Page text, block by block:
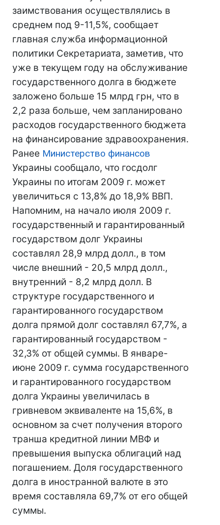
заимствования осуществлялись в
среднем под 9-11,5%, сообщает
главная служба информационной
политики Секретариата, заметив, что
уже в текущем году на обслуживание
государственного долга в бюджете
заложено больше 15 млрд грн, что в
2,2 раза больше, чем запланировано
расходов государственного бюджета
на финансирование здравоохранения.
Ранее Министерство финансов
Украины сообщало, что госдолг
Украины по итогам 2009 г. может
увеличиться с 13,8% до 18,9% ВВП.
Напомним, на начало июля 2009 г.
государственный и гарантированный
государством долг Украины
составлял 28,9 млрд долл., в том
числе внешний - 20,5 млрд долл.,
внутренний - 8,2 млрд долл. В
структуре государственного и
гарантированного государством
долга прямой долг составлял 67,7%, а
гарантированный государством -
32,3% от общей суммы. В январе-
июне 2009 г. сумма государственного
и гарантированного государством
долга Украины увеличилась в
гривневом эквиваленте на 15,6%, в
основном за счет получения второго
транша кредитной линии МВФ и
превышения выпуска облигаций над
погашением. Доля государственного
долга в иностранной валюте в это
время составляла 69,7% от его общей
суммы.